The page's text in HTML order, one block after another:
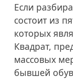
Если
состоит из
которых
Квадрат,
массовых
бывшей